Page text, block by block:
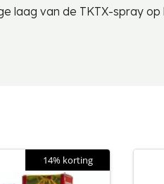
laag van de TKTX-spray
14% korting